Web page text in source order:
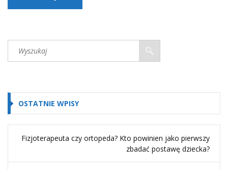
OSTATNIE WPISY
Fizjoterapeuta czy ortopeda? Kto powinien jako pierwszy
zbadać postawę dziecka?